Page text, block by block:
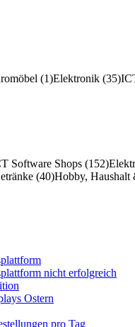
(1)Elektronik (35)
Software Shops (152)
(40)Hobby, Haushalt
nicht erfolgreich
Ostern
pro Tag